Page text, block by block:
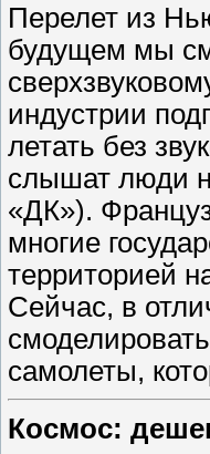
Перелет из
будущем мы
индустрии
летать без
слышат люди
«ДК»).
многие
территорией
Сейчас, в
самолеты,
Космос: